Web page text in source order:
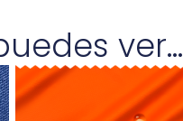
ver...